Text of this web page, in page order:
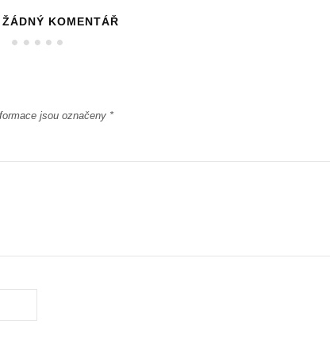
ŽÁDNÝ KOMENTÁŘ
jsou označeny *